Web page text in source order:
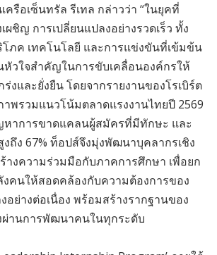
ครือเซ็นทรัล รีเทล กล่าวว่า “ในยุคที่
ผชิญ การเปลี่ยนแปลงอย่างรวดเร็ว ทั้ง
ภค เทคโนโลยี และการแข่งขันที่เข้มข้น
หัวใจสำคัญในการขับเคลื่อนองค์กรให้
ร่งและยั่งยืน โดยจากรายงานของโรเบิร์ต
าพรวมแนวโน้มตลาดแรงงานไทยปี 2569
หาการขาดแคลนผู้สมัครที่มีทักษะ และ
ถึง 67% ท็อปส์จึงมุ่งพัฒนาบุคลากรเชิง
างความร่วมมือกับภาคการศึกษา เพื่อยก
คนให้สอดคล้องกับความต้องการของ
อย่างต่อเนื่อง พร้อมสร้างรากฐานของ
ผ่านการพัฒนาคนในทุกระดับ